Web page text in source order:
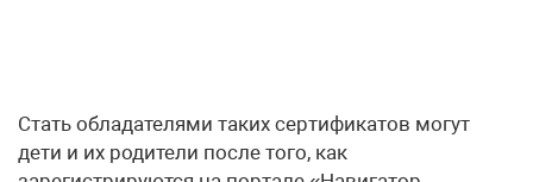
Стать обладателями таких сертификатов могут
дети и их родители после того, как